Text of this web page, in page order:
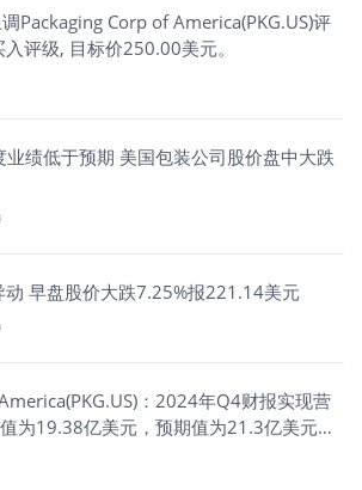
Packaging Corp of America(PKG.US)评
评级, 目标价250.00美元。
绩低于预期 美国包装公司股价盘中大跌
动 早盘股价大跌7.25%报221.14美元
：2024年Q4财报实现营
为19.38亿美元，预期值为21.3亿美元；
前值为2.13美元，预期值为2.53美元。